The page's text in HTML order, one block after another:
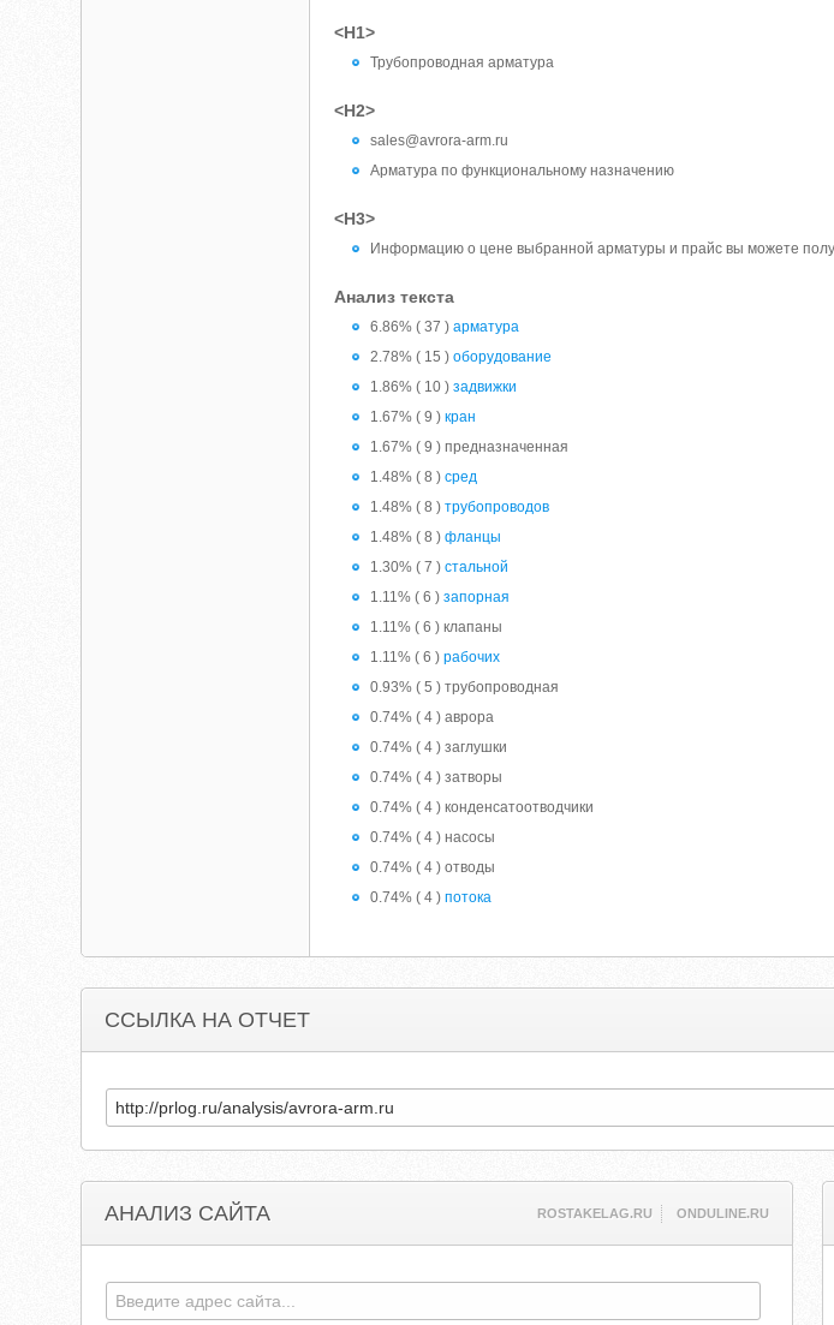
<H1>
Трубопроводная арматура
<H2>
sales@avrora-arm.ru
Арматура по функциональному назначению
<H3>
Информацию о цене выбранной арматуры и прайс вы можете
Анализ текста
6.86% ( 37 )арматура
2.78% ( 15 )оборудование
1.86% ( 10 )задвижки
1.67% ( 9 )кран
1.67% ( 9 ) предназначенная
1.48% ( 8 )сред
1.48% ( 8 )трубопроводов
1.48% ( 8 )фланцы
1.30% ( 7 )стальной
1.11% ( 6 )запорная
1.11% ( 6 ) клапаны
1.11% ( 6 )рабочих
0.93% ( 5 ) трубопроводная
0.74% ( 4 ) аврора
0.74% ( 4 ) заглушки
0.74% ( 4 ) затворы
0.74% ( 4 ) конденсатоотводчики
0.74% ( 4 ) насосы
0.74% ( 4 ) отводы
0.74% ( 4 )потока
ССЫЛКА НА ОТЧЕТ
АНАЛИЗ САЙТА ROSTAKELAG.RU ONDULINE.RU